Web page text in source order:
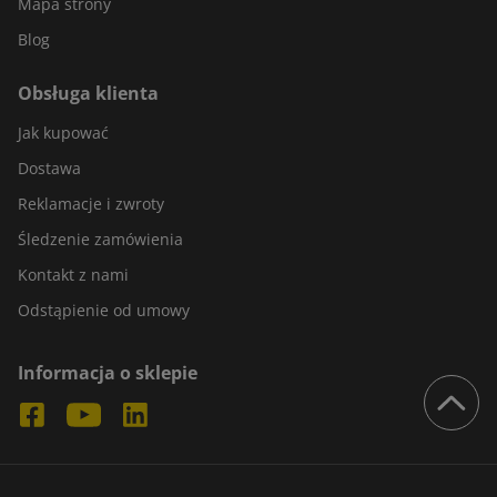
Mapa strony
Blog
Obsługa klienta
Jak kupować
Dostawa
Reklamacje i zwroty
Śledzenie zamówienia
Kontakt z nami
Odstąpienie od umowy
Informacja o sklepie